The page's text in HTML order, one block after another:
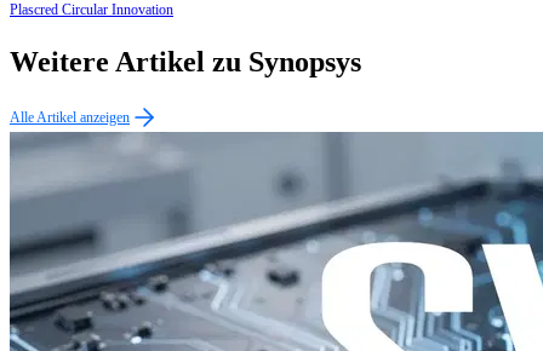
Plascred Circular Innovation
Weitere Artikel zu Synopsys
Alle Artikel anzeigen